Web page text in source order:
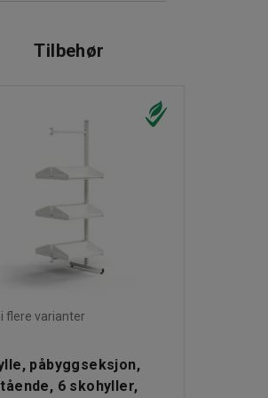
grus og fuktighet fra
Tilbehør
i flere varianter
påbyggseksjon,
6 skohyller,